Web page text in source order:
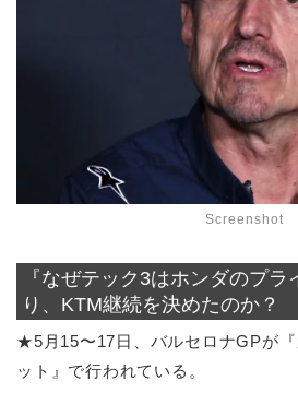
Screenshot
『なぜテック3はホンダのプ
り、KTM継続を決めたのか？
★5月15〜17日、バルセロナGPが
ット』で行われている。